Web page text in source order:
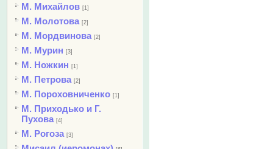
М. Михайлов [1]
М. Молотова [2]
М. Мордвинова [2]
М. Мурин [3]
М. Ножкин [1]
М. Петрова [2]
М. Пороховниченко [1]
М. Приходько и Г.
Пухова [4]
М. Рогоза [3]